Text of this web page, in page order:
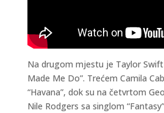
Na drugom mjestu je Taylor
Made Me Do”. Trećem Camila
“Havana”, dok su na četvrtom
Nile Rodgers sa singlom